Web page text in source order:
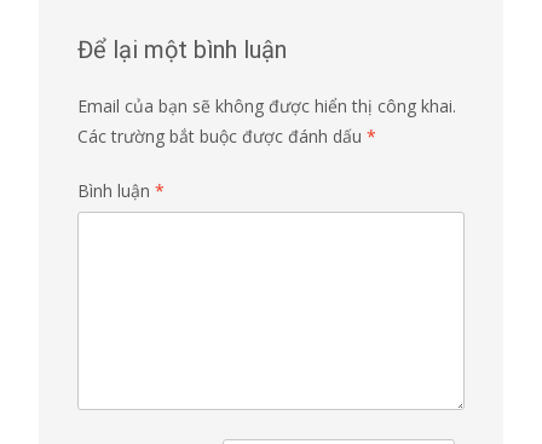
Để lại một bình luận
Email của bạn sẽ không được hiển thị công khai.
Các trường bắt buộc được đánh dấu *
Bình luận *